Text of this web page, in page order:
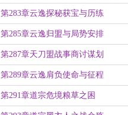
第283章云逸探秘获宝与历练
第285章云逸归盟与局势安排
第287章天刀盟战事商讨谋划
第289章云逸肩负使命与征程
第291章道宗危境粮草之困